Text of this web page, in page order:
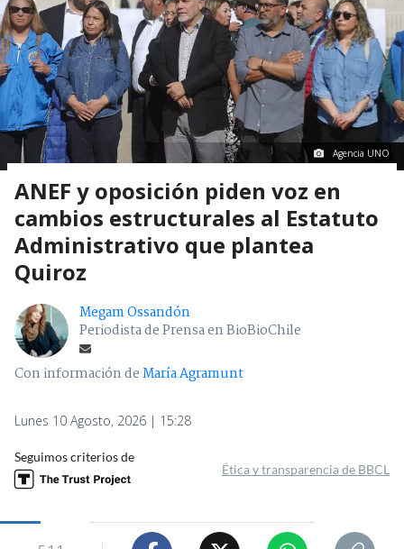
Agencia UNO
ANEF y oposición piden voz en
cambios estructurales al Estatuto
Administrativo que plantea
Quiroz
Megam Ossandón
Periodista de Prensa en BioBioChile
Con información deMaría Agramunt
Lunes 10 Agosto, 2026 | 15:28
Seguimos criterios de
Ética y transparencia de BBCL